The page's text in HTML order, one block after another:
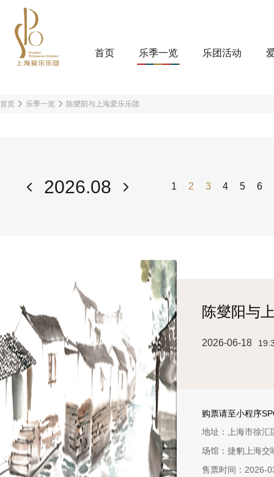
首页 乐季一览 乐团活动
首页 乐季一览 陈燮阳与上海爱乐乐团
2026.08 1 2 3 4 5 6
陈燮阳与
2026-06-18
购票请至小程序
地址：上海市徐
场馆：捷豹上海交
售票时间：2026-